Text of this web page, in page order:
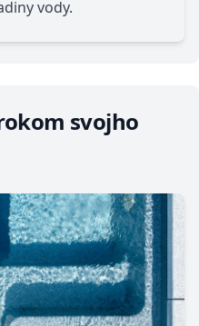
vody.
svojho